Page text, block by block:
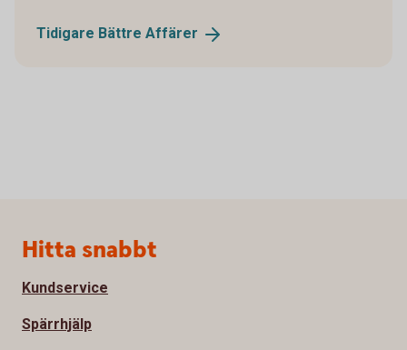
Tidigare Bättre Affärer
Sidfot
Hitta snabbt
Kundservice
Spärrhjälp